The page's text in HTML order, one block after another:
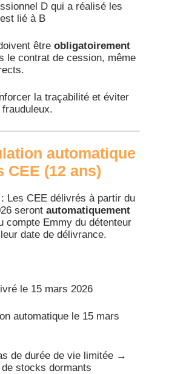
D qui a réalisé les
lié à B
être obligatoirement
le contrat de cession, même
la traçabilité et éviter
frauduleux.
automatique
CEE (12 ans)
: Les CEE délivrés à partir du
seront automatiquement
compte Emmy du détenteur
date de délivrance.​
le 15 mars 2026
automatique le 15 mars
de durée de vie limitée →
stocks dormants